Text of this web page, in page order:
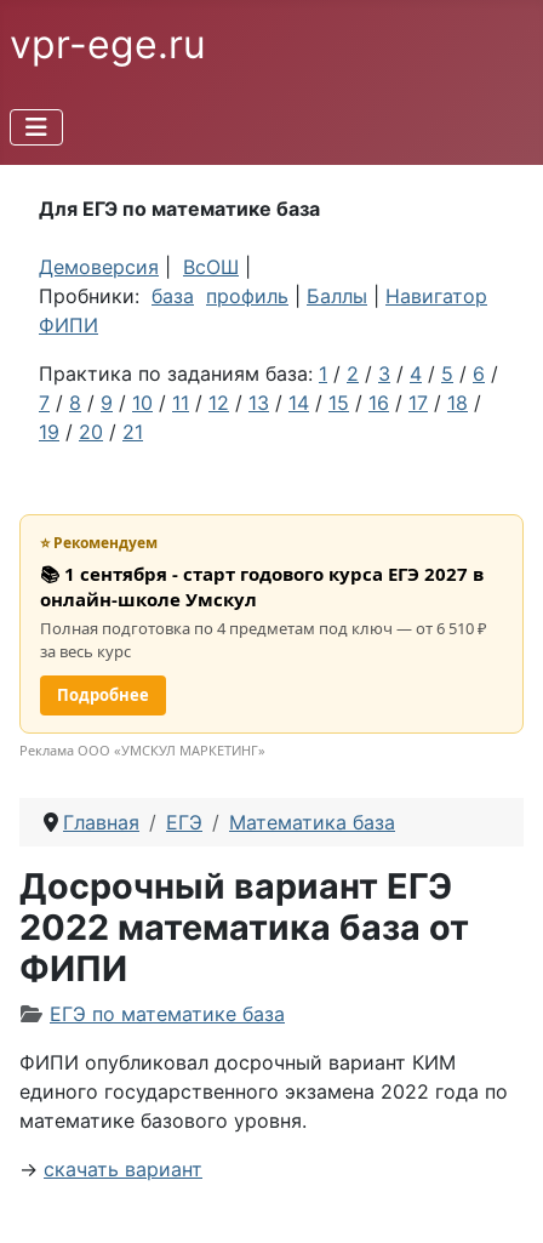
vpr-ege.ru
Для ЕГЭ по математике база
Демоверсия ВсОШ
Пробники: база профиль Баллы
Навигатор
ФИПИ
Практика по заданиям база: 1 / 2 / 3 / 4 / 5 / 6 /
7 / 8 / 9 / 10 / 11 / 12 / 13 / 14 / 15 / 16 / 17 / 18 /
19 / 20 / 21
⭐ Рекомендуем
📚 1 сентября - старт годового курса ЕГЭ 2027 в
онлайн-школе Умскул
Полная подготовка по 4 предметам под ключ — от 6 510 ₽
за весь курс
Подробнее
Реклама ООО «УМСКУЛ МАРКЕТИНГ»
Главная ЕГЭ Математика база
Досрочный вариант ЕГЭ
2022 математика база от
ФИПИ
Информация о материале
ЕГЭ по математике база
ФИПИ опубликовал досрочный вариант КИМ
единого государственного экзамена 2022 года по
математике базового уровня.
→ скачать вариант